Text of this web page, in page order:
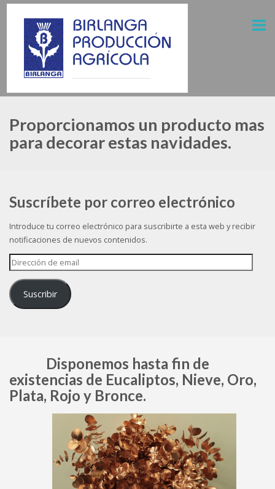
Proporcionamos un producto mas
para decorar estas navidades.
Suscríbete por correo electrónico
Introduce tu correo electrónico para suscribirte a esta web y recibir
notificaciones de nuevos contenidos.
Dirección
de
email
Suscribir
Disponemos hasta fin de
existencias de Eucaliptos, Nieve, Oro,
Plata, Rojo y Bronce.